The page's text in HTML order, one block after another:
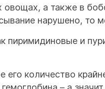
а также в
нарушено, то
пиримидиновые и
количество